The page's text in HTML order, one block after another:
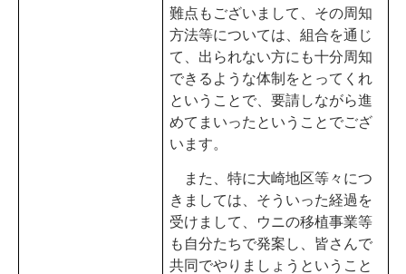
難点もございまして、その周知
方法等については、組合を通じ
て、出られない方にも十分周知
できるような体制をとってくれ
ということで、要請しながら進
めてまいったということでござ
います。
また、特に大崎地区等々につ
きましては、そういった経過を
受けまして、ウニの移植事業等
も自分たちで発案し、皆さんで
共同でやりましょうということ